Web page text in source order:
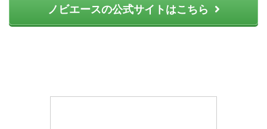
ノビエースの公式サイトはこちら